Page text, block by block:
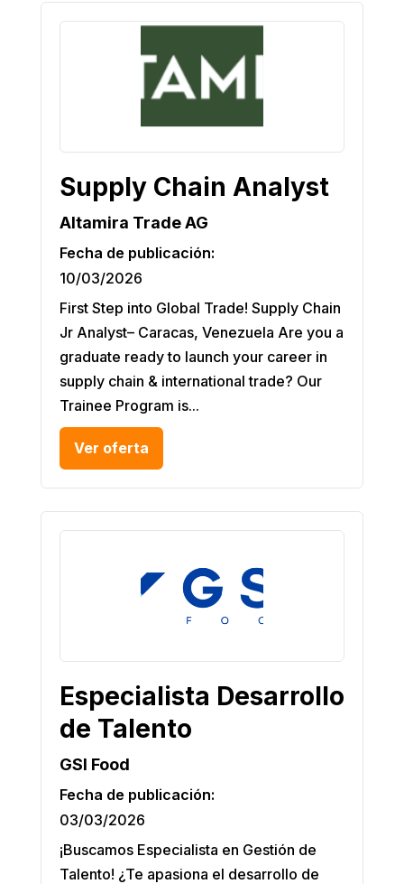
Supply Chain Analyst
Altamira Trade AG
Fecha de publicación:
10/03/2026
First Step into Global Trade! Supply Chain
Jr Analyst– Caracas, Venezuela Are you a
graduate ready to launch your career in
supply chain & international trade? Our
Trainee Program is...
Ver oferta
Especialista Desarrollo
de Talento
GSI Food
Fecha de publicación:
03/03/2026
¡Buscamos Especialista en Gestión de
Talento! ¿Te apasiona el desarrollo de